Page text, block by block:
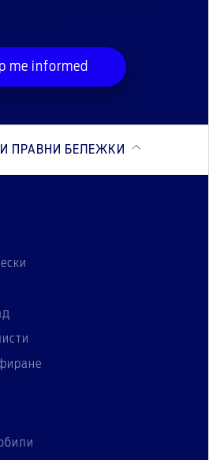
me informed
ПРАВНИ БЕЛЕЖКИ